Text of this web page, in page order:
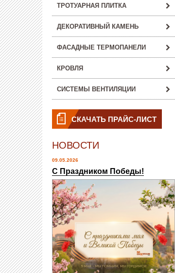
ТРОТУАРНАЯ ПЛИТКА
ДЕКОРАТИВНЫЙ КАМЕНЬ
ФАСАДНЫЕ ТЕРМОПАНЕЛИ
КРОВЛЯ
СИСТЕМЫ ВЕНТИЛЯЦИИ
СКАЧАТЬ ПРАЙС-ЛИСТ
НОВОСТИ
09.05.2026
С Праздником Победы!